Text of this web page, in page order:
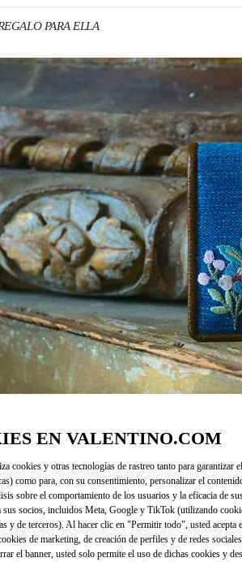
PARA ELLA
TAB
NOVEDADES
EN VALENTINO.COM
cookies y otras tecnologías de rastreo tanto para garantizar
como para, con su consentimiento, personalizar el
sobre el comportamiento de los usuarios y la eficacia de
sus socios, incluidos Meta, Google y TikTok (utilizando
y de terceros). Al hacer clic en "Permitir todo", usted acepta
de marketing, de creación de perfiles y de redes
el banner, usted solo permite el uso de dichas cookies y